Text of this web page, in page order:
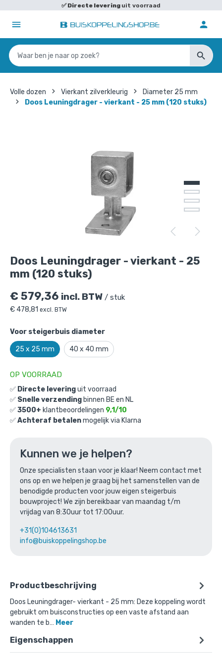
✅Directe levering uit voorraad
Volle dozen Vierkant zilverkleurig
Diameter 25 mm
Doos Leuningdrager - vierkant - 25 mm (120 stuks)
Doos Leuningdrager - vierkant - 25
mm (120 stuks)
€ 579,36 incl. BTW / stuk
€ 478,81 excl. BTW
Voor steigerbuis diameter
25 x 25 mm 40 x 40 mm
OP VOORRAAD
✅ Directe leveringuit voorraad
✅ Snelle verzending binnen BE en NL
✅3500+ klantbeoordelingen 9,1/10
✅Achteraf betalenmogelijk via Klarna
Kunnen we je helpen?
Onze specialisten staan voor je klaar! Neem contact met
ons op en we helpen je graag bij het samenstellen van de
benodigde producten voor jouw eigen steigerbuis
bouwproject! We zijn bereikbaar van maandag t/m
vrijdag van 8:30uur tot 17:00uur.
+31(0)104613631
info@buiskoppelingshop.be
Productbeschrijving
Doos Leuningdrager- vierkant - 25 mm: Deze koppeling wordt
gebruikt om buisconstructies op een vaste afstand aan
wanden te b… Meer
Eigenschappen
Doos Leuningdrager - vierkant - 25 mm
is toegevoegd aan je winkelmandje
Doos Leuningdrager - vierkant - 25
mm (120 stuks)
Productnummer: D101034-25
€579,36 incl. BTW/ stuk
€478,81 excl. BTW
of verder winkelen
Bovenstaande product wordt vaak
gecombineerd met: